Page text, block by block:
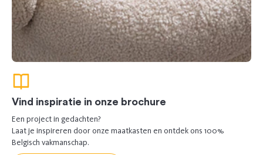
Vind inspiratie in onze brochure
Een project in gedachten?
Laat je inspireren door onze maatkasten en ontdek ons 100%
Belgisch vakmanschap.